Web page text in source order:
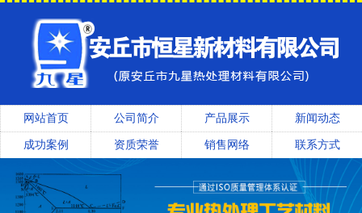
网站首页 公司简介 产品展示 新闻动态
成功案例 资质荣誉 销售网络 联系方式